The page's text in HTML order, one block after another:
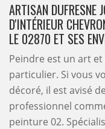
ARTISAN DUFRESNE
D'INTÉRIEUR
LE 02870 ET SES
Peindre est un art
particulier. Si vous
décoré, il est avisé
professionnel
peinture 02.